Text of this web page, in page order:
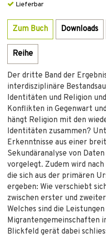
Lieferbar
Zum Buch Downloads
Reihe
Der dritte Band der
interdisziplinäre
Identitäten und Religion
Konflikten in Gegenwart
hängt Religion mit den
Identitäten zusammen?
Erkenntnisse aus einer
Sekundäranalyse von
vorgelegt. Zudem wird
die sich aus der primären
ergeben: Wie verschiebt
zwischen erster und
Welches sind die
Migrantengemeinschaften
Blickfeld gerät dabei